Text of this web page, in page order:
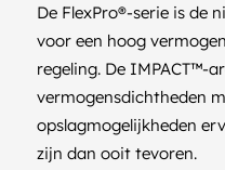
De FlexPro®-serie is de
voor een hoog
regeling. De IMPACT™-
vermogensdichtheden
opslagmogelijkheden
zijn dan ooit tevoren.